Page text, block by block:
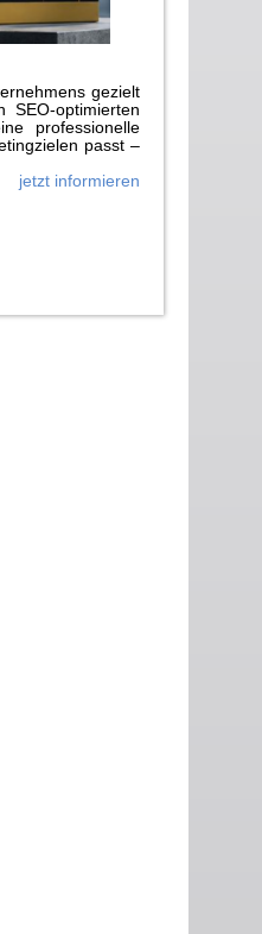
gezielt
SEO-optimierten
professionelle
passt –
jetzt informieren